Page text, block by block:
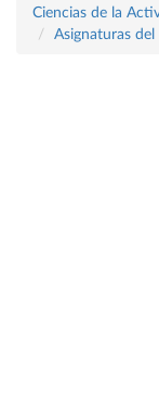
Ciencias de la
Asignaturas